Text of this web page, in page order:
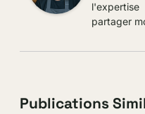
partager
Publications